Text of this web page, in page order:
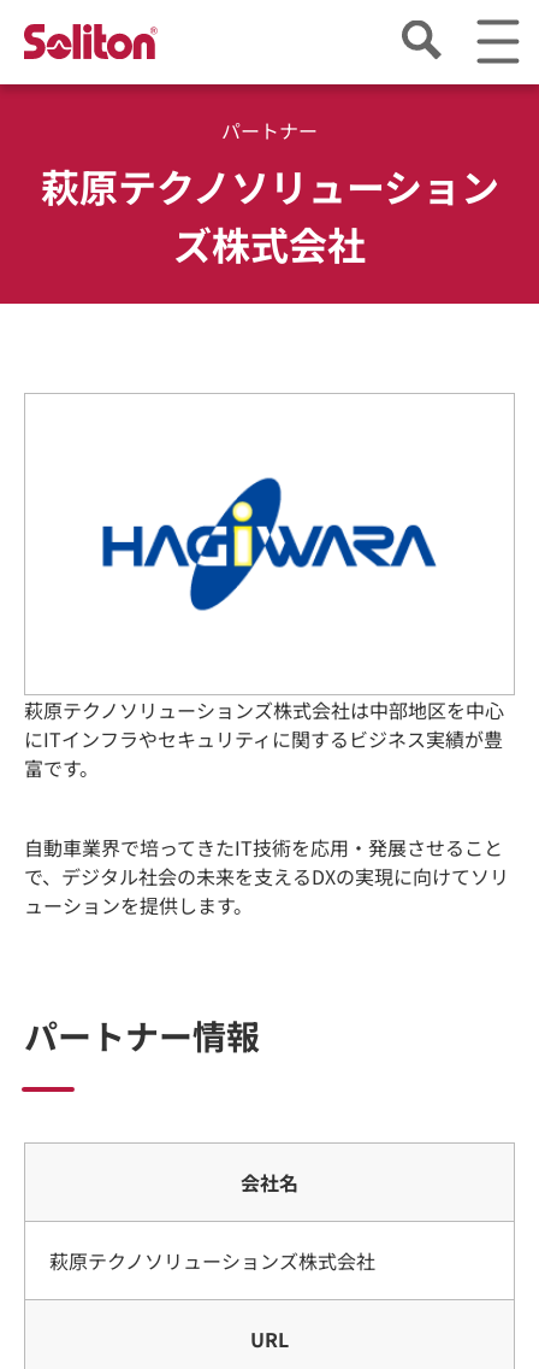
パートナー
萩原テクノソリューション
ズ株式会社
萩原テクノソリューションズ株式会社は中部地区を中心
にITインフラやセキュリティに関するビジネス実績が豊
富です。
自動車業界で培ってきたIT技術を応用・発展させること
で、デジタル社会の未来を支えるDXの実現に向けてソリ
ューションを提供します。
パートナー情報
会社名
萩原テクノソリューションズ株式会社
URL